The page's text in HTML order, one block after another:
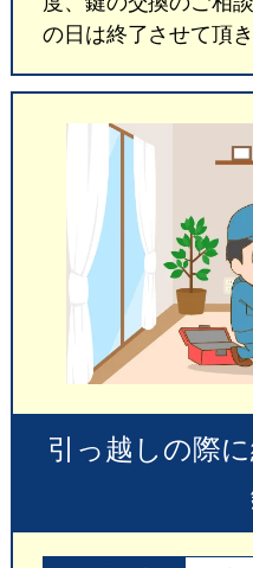
の日は終了させて頂き
引っ越しの際